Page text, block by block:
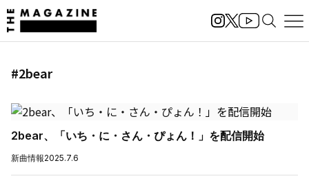
#2bear
2bear、「いち・に・さん・ぴょん！」を配信開始
新曲情報2025.7.6